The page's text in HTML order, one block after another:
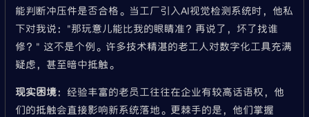
能判断冲压件是否合格。当工厂引入AI视觉检测系统时，他私
下对我说："那玩意儿能比我的眼睛准？再说了，坏了找谁
修？" 这不是个例。许多技术精湛的老工人对数字化工具充满
疑虑，甚至暗中抵触。
现实困境：经验丰富的老员工往往在企业有较高话语权，他
们的抵触会直接影响新系统落地。更棘手的是，他们掌握